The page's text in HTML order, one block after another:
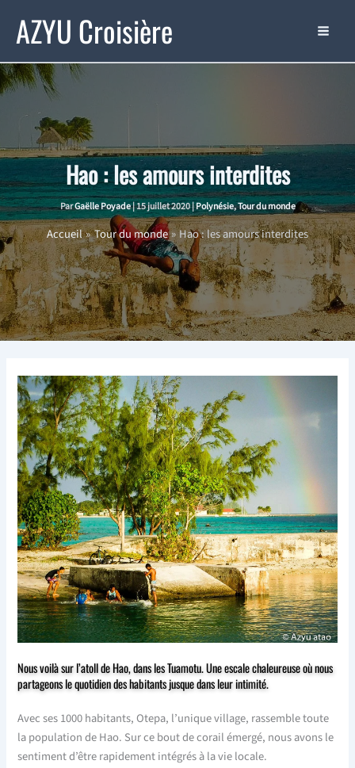
contenu
AZYU Croisière
Hao : les amours interdites
ParGaëlle Poyade|15 juillet 2020|Polynésie,Tour du monde
Accueil Tour du monde Hao : les amours interdites
Nous voilà sur l’atoll de Hao, dans les Tuamotu. Une escale chaleureuse où nous
partageons le quotidien des habitants jusque dans leur intimité.
Avec ses 1000 habitants, Otepa, l’unique village, rassemble toute
la population de Hao. Sur ce bout de corail émergé, nous avons le
sentiment d’être rapidement intégrés à la vie locale.